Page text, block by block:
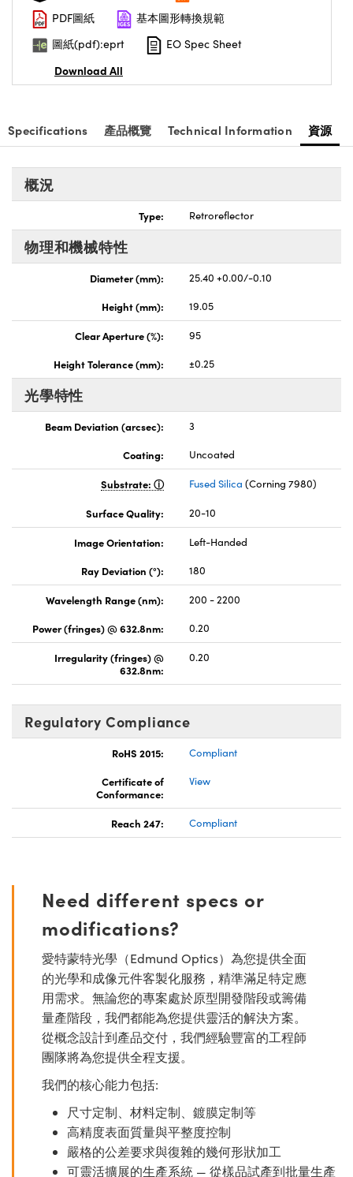
Components | SCHOTT 光學元件
PDF圖紙
基本圖形轉換規範
圖紙(pdf):eprt
EO Spec Sheet
Download All
Specifications 產品概覽 Technical Information 資源
概況
Type: Retroreflector
物理和機械特性
Diameter (mm):
25.40 +0.00/-0.10
Height (mm):
19.05
Clear Aperture (%):
95
Height Tolerance (mm):
±0.25
光學特性
Beam Deviation (arcsec):
3
Coating:
Uncoated
Substrate: Fused Silica (Corning 7980)
Surface Quality: 20-10
Image Orientation:
Left-Handed
Ray Deviation (°):
180
Wavelength Range (nm):
200 - 2200
Power (fringes) @ 632.8nm:
0.20
Irregularity (fringes) @
632.8nm:
0.20
Regulatory Compliance
RoHS 2015:
Compliant
Certificate of
Conformance:
View
Reach 247: Compliant
Need different specs or
modifications?
愛特蒙特光學（Edmund Optics）為您提供全面
的光學和成像元件客製化服務，精準滿足特定應
用需求。無論您的專案處於原型開發階段或籌備
量產階段，我們都能為您提供靈活的解決方案。
從概念設計到產品交付，我們經驗豐富的工程師
團隊將為您提供全程支援。
我們的核心能力包括:
尺寸定制、材料定制、鍍膜定制等
高精度表面質量與平整度控制
嚴格的公差要求與復雜的幾何形狀加工
可靈活擴展的生產系統 — 從樣品試產到批量生產